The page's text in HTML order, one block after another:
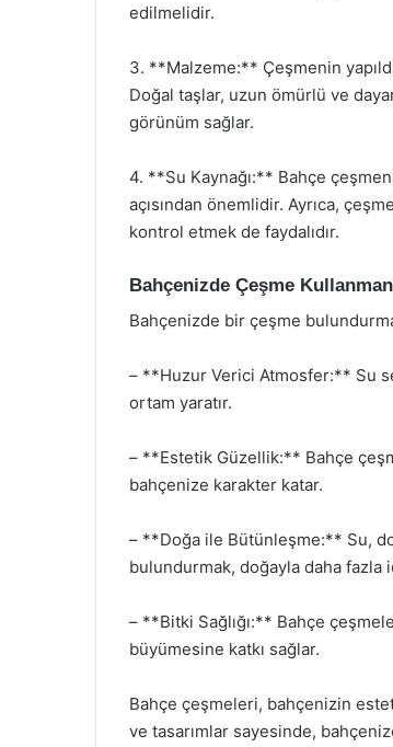
edilmelidir.
3. **Malzeme:** Çeşmenin
Doğal taşlar, uzun ömürlü ve
görünüm sağlar.
4. **Su Kaynağı:** Bahçe
açısından önemlidir. Ayrıca,
kontrol etmek de faydalıdır.
Bahçenizde Çeşme
Bahçenizde bir çeşme
– **Huzur Verici Atmosfer:** Su
ortam yaratır.
– **Estetik Güzellik:** Bahçe
bahçenize karakter katar.
– **Doğa ile Bütünleşme:** Su,
bulundurmak, doğayla daha fazla
– **Bitki Sağlığı:** Bahçe
büyümesine katkı sağlar.
Bahçe çeşmeleri, bahçenizin
ve tasarımlar sayesinde,